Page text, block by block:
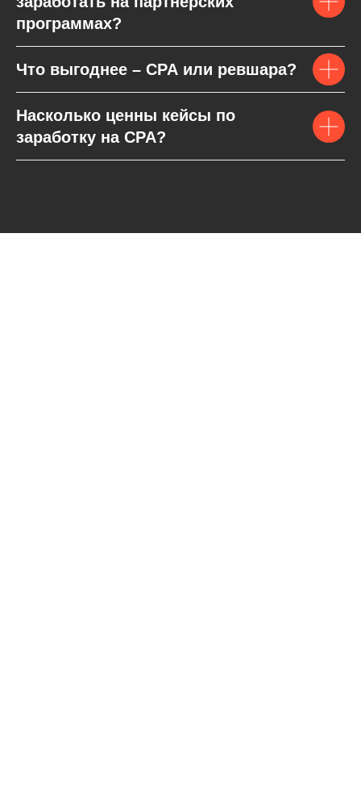
программах?
Что выгоднее – CPA или ревшара?
Насколько ценны кейсы по
заработку на CPA?